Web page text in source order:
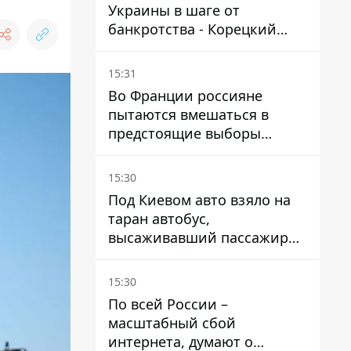
Украины в шаге от
банкротства - Корецкий
обещает им… новые склады
15:31
Во Франции россияне
пытаются вмешаться в
предстоящие выборы
президента благодаря
ботам
15:30
Под Киевом авто взяло на
таран автобус,
высаживавший пассажиров
на остановке - пассажир в
больнице
15:30
По всей России –
масштабный сбой
интернета, думают о